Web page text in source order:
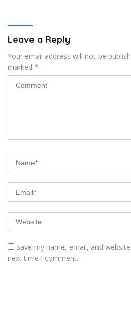
Leave a Reply
Your email address will not be
marked *
Save my name, email, and
next time I comment.